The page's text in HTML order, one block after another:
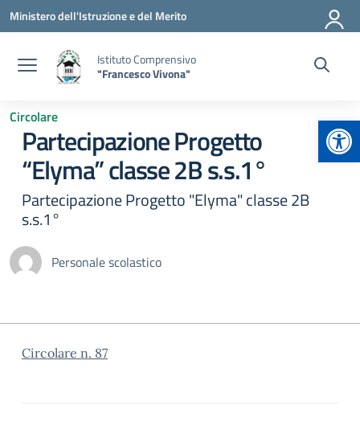
Vai ai contenuti
Vai al menu di navigazione
Vai al footer
Ministero dell'Istruzione e del Merito
Istituto Comprensivo
"Francesco Vivona"
Circolare
Partecipazione Progetto
“Elyma” classe 2B s.s.1°
Partecipazione Progetto "Elyma" classe 2B
s.s.1°
Personale scolastico
Circolare n. 87